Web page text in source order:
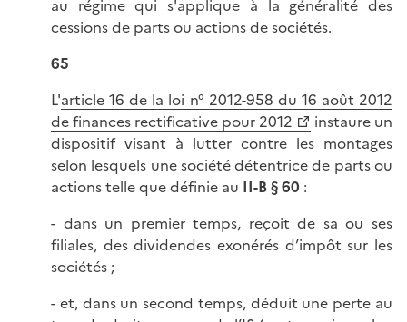
au régime qui s'applique à la généralité des
cessions de parts ou actions de sociétés.
65
L'article 16 de la loi n° 2012-958 du 16 août 2012
de finances rectificative pour 2012
instaure un
dispositif visant à lutter contre les montages
selon lesquels une société détentrice de parts ou
actions telle que définie au II-B § 60 :
- dans un premier temps, reçoit de sa ou ses
filiales, des dividendes exonérés d’impôt sur les
sociétés ;
- et, dans un second temps, déduit une perte au